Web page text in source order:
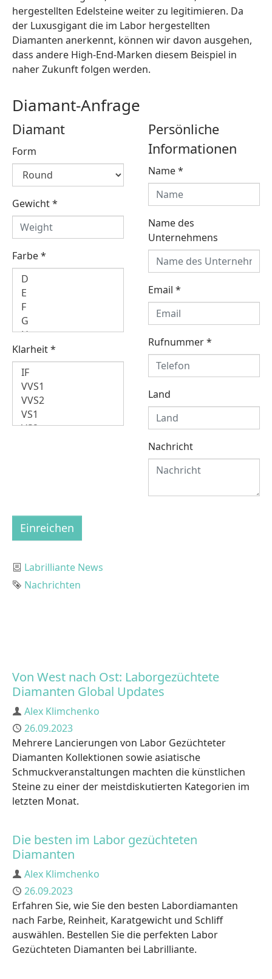
hergestellten Edelsteine weiter zu legitimieren. Da
der Luxusgigant die im Labor hergestellten
Diamanten anerkennt, können wir davon ausgehen,
dass andere High-End-Marken diesem Beispiel in
naher Zukunft folgen werden.
Diamant-Anfrage
Diamant
Form
Gewicht*
Farbe*
Klarheit*
Persönliche
Informationen
Name*
Name des
Unternehmens
Email *
Rufnummer*
Land
Nachricht
Einreichen
Category
Labrilliante News
Tag
Nachrichten
Von West nach Ost: Laborgezüchtete
Diamanten Global Updates
Author
Alex Klimchenko
Published
26.09.2023
Mehrere Lancierungen von Labor Gezüchteter
Diamanten Kollektionen sowie asiatische
Schmuckveranstaltungen machten die künstlichen
Steine zu einer der meistdiskutierten Kategorien im
letzten Monat.
Die besten im Labor gezüchteten
Diamanten
Author
Alex Klimchenko
Published
26.09.2023
Erfahren Sie, wie Sie den besten Labordiamanten
nach Farbe, Reinheit, Karatgewicht und Schliff
auswählen. Bestellen Sie die perfekten Labor
Gezüchteten Diamanten bei Labrilliante.